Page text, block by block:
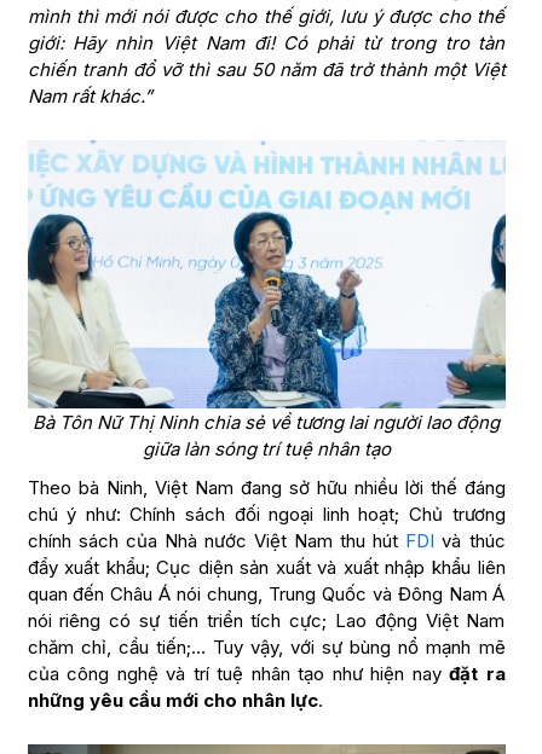
mình thì mới nói được cho thế giới, lưu ý được cho thế
giới: Hãy nhìn Việt Nam đi! Có phải từ trong tro tàn
chiến tranh đổ vỡ thì sau 50 năm đã trở thành một Việt
Nam rất khác.”
Bà Tôn Nữ Thị Ninh chia sẻ về tương lai người lao động
giữa làn sóng trí tuệ nhân tạo
Theo bà Ninh, Việt Nam đang sở hữu nhiều lời thế đáng
chú ý như: Chính sách đối ngoại linh hoạt; Chủ trương
chính sách của Nhà nước Việt Nam thu hút FDI và thúc
đẩy xuất khẩu; Cục diện sản xuất và xuất nhập khẩu liên
quan đến Châu Á nói chung, Trung Quốc và Đông Nam Á
nói riêng có sự tiến triển tích cực; Lao động Việt Nam
chăm chỉ, cầu tiến;… Tuy vậy, với sự bùng nổ mạnh mẽ
của công nghệ và trí tuệ nhân tạo như hiện nay đặt ra
những yêu cầu mới cho nhân lực.